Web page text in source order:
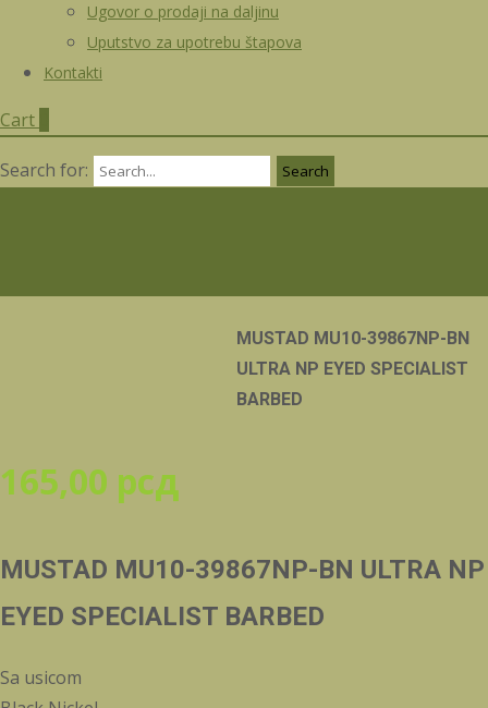
Ugovor o prodaji na daljinu
Uputstvo za upotrebu štapova
Kontakti
Cart
Search for:
MUSTAD MU10-39867NP-BN
ULTRA NP EYED SPECIALIST
BARBED
165,00 рсд
MUSTAD MU10-39867NP-BN ULTRA NP
EYED SPECIALIST BARBED
Sa usicom